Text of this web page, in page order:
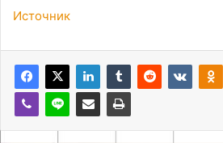
Источник